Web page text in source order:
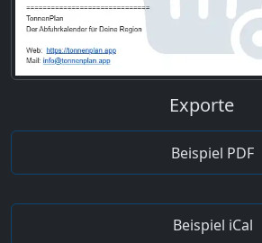
Exporte
Beispiel PDF
Beispiel iCal